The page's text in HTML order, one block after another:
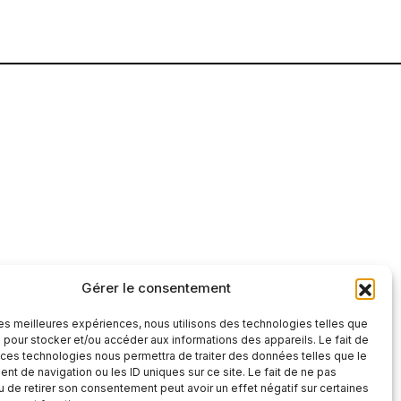
Gérer le consentement
meilleures expériences, nous utilisons des technologies telles que
stocker et/ou accéder aux informations des appareils. Le fait de
technologies nous permettra de traiter des données telles que le
de navigation ou les ID uniques sur ce site. Le fait de ne pas
de retirer son consentement peut avoir un effet négatif sur certaines
S'abonner
S'abonner
vous confirmez que vous avez lu et
confidentialité et nosconditions